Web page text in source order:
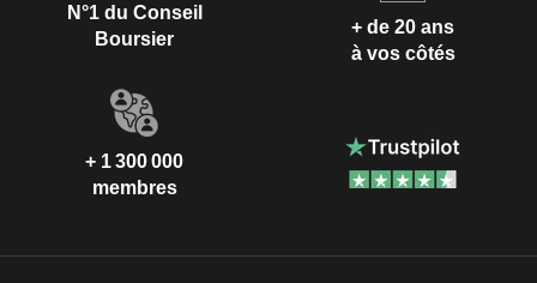
N°1 du Conseil
Boursier
+ de 20 ans
à vos côtés
+ 1 300 000
membres